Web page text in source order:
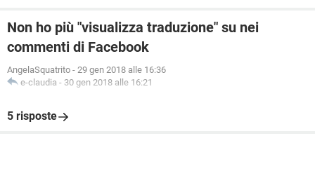
Non ho più "visualizza traduzione" su nei
commenti di Facebook
AngelaSquatrito - 29 gen 2018 alle 16:36
e-claudia - 30 gen 2018 alle 16:21
5 risposte